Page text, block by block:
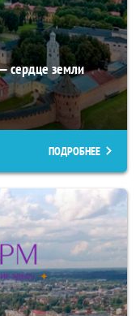
сердце земли
ПОДРОБНЕЕ